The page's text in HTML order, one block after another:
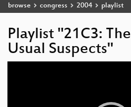
browse congress 2004 playlist
Playlist "21C3: The
Usual Suspects"